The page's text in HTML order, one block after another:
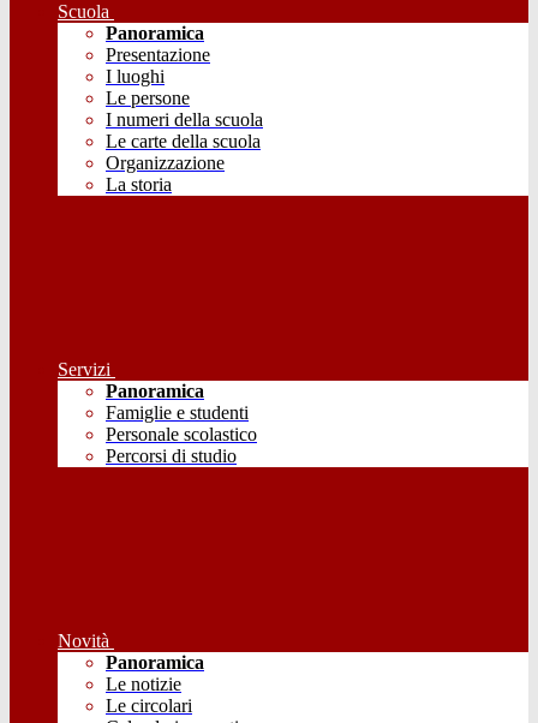
Scuola
Panoramica
Presentazione
I luoghi
Le persone
I numeri della scuola
Le carte della scuola
Organizzazione
La storia
Servizi
Panoramica
Famiglie e studenti
Personale scolastico
Percorsi di studio
Novità
Panoramica
Le notizie
Le circolari